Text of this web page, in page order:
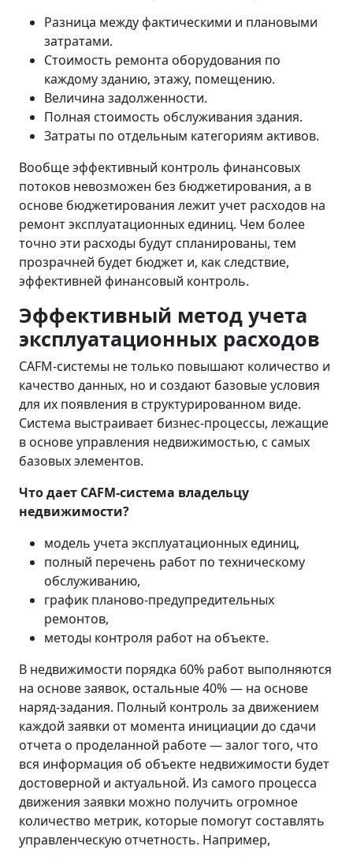
Разница между фактическими и плановыми
затратами.
Стоимость ремонта оборудования по
каждому зданию, этажу, помещению.
Величина задолженности.
Полная стоимость обслуживания здания.
Затраты по отдельным категориям активов.
Вообще эффективный контроль финансовых
потоков невозможен без бюджетирования, а в
основе бюджетирования лежит учет расходов на
ремонт эксплуатационных единиц. Чем более
точно эти расходы будут спланированы, тем
прозрачней будет бюджет и, как следствие,
эффективней финансовый контроль.
Эффективный метод учета
эксплуатационных расходов
CAFM-системы не только повышают количество и
качество данных, но и создают базовые условия
для их появления в структурированном виде.
Система выстраивает бизнес-процессы, лежащие
в основе управления недвижимостью, с самых
базовых элементов.
Что дает CAFM-система владельцу
недвижимости?
модель учета эксплуатационных единиц,
полный перечень работ по техническому
обслуживанию,
график планово-предупредительных
ремонтов,
методы контроля работ на объекте.
В недвижимости порядка 60% работ выполняются
на основе заявок, остальные 40% — на основе
наряд-задания. Полный контроль за движением
каждой заявки от момента инициации до сдачи
отчета о проделанной работе — залог того, что
вся информация об объекте недвижимости будет
достоверной и актуальной. Из самого процесса
движения заявки можно получить огромное
количество метрик, которые помогут составлять
управленческую отчетность. Например,